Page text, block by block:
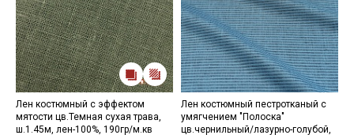
Лен костюмный с эффектом
мятости цв.Темная сухая трава,
ш.1.45м, лен-100%, 190гр/м.кв
Лен костюмный пестротканый с
умягчением "Полоска"
цв.чернильный/лазурно-голубой,